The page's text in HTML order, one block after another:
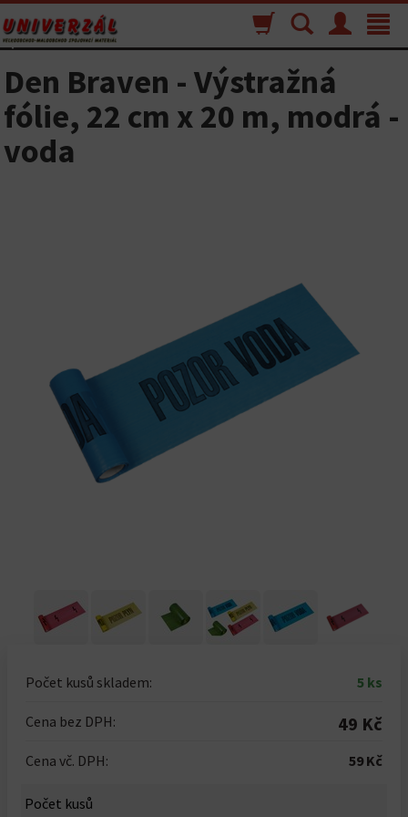
Toggle
Menu
Vyhľadávanie
Nákupný
košík
Den Braven - Výstražná
fólie, 22 cm x 20 m, modrá -
voda
Počet kusů skladem: 5 ks
Cena bez DPH: 49 Kč
Cena vč. DPH: 59 Kč
Počet kusů